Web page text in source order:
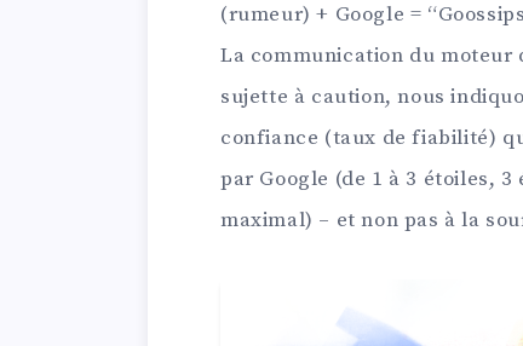
(rumeur) + Google =
La communication du moteur
sujette à caution, nous
confiance (taux de fiabilité)
par Google (de 1 à 3 étoiles,
maximal) – et non pas à la